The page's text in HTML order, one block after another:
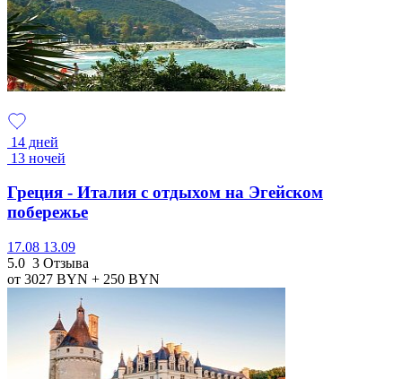
14 дней
13 ночей
Греция - Италия с отдыхом на Эгейском
побережье
17.08 13.09
5.0 3 Отзыва
от 3027 BYN + 250 BYN